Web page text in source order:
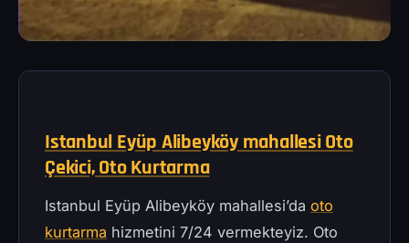
Istanbul Eyüp Alibeyköy mahallesi Oto
Çekici, Oto Kurtarma
Istanbul Eyüp Alibeyköy mahallesi’da oto
kurtarma hizmetini 7/24 vermekteyiz. Oto